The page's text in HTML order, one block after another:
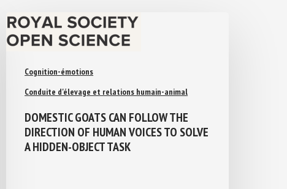
Cognition-émotions
Conduite d'élevage et relations humain-animal
DOMESTIC GOATS CAN FOLLOW THE
DIRECTION OF HUMAN VOICES TO
SOLVE A HIDDEN-OBJECT TASK